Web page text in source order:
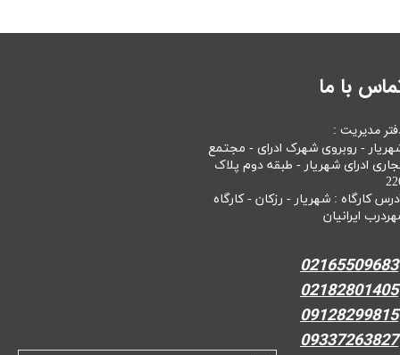
با ما
مدیریت :
- روبروی شهرک ادرای - مجتمع
ادرای شهریار - طبقه دوم پلاک
کارگاه : شهریار - رزکان - کارگاه
ایرانیان
02165509683
02182801405
09128299815
09337263827